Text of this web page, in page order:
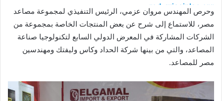
red-gricciplac.org
skrue kasse
red-gricciplac.org
tomnanclachwindfarm.co.uk
bundy kilpi damske
stenyobyvaci.cz
saljofa.com
beckmann 12l
وحرص المهندس مروان عزمي، الرئيس التنفيذي لمجموعة مصاعد
مصر، للاستماع إلى شرح عن بعض المنتجات الخاصة بمجموعة من
الشركات المشاركة في المعرض الدولي السابع لتكنولوجيا صناعة
المصاعد، والتي من بينها شركة الحداد وكاس وليفتك ومهندسين
مصر للمصاعد.